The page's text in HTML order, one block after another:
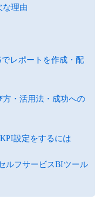
な理由
でレポートを作成・配
・活用法・成功への
設定をするには
ルフサービスBIツール